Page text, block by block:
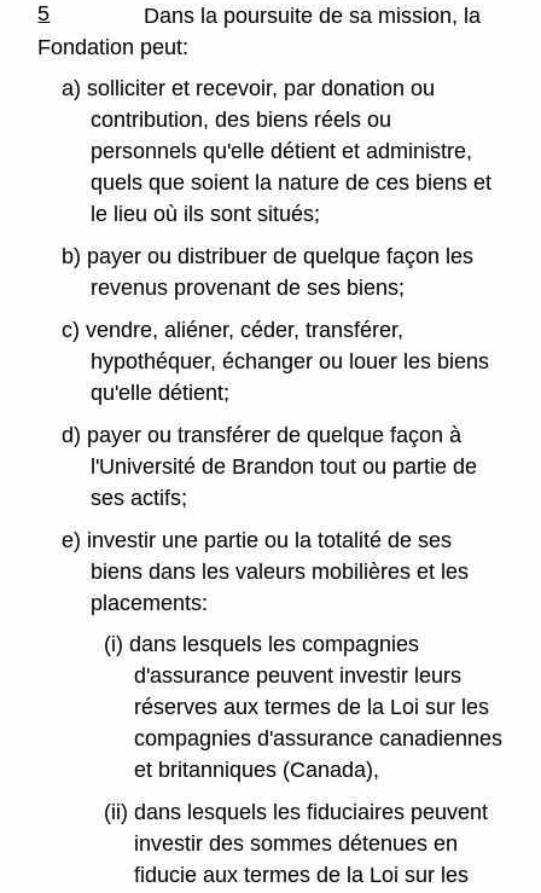
5
Dans la poursuite de sa mission, la
Fondation peut:
a) solliciter et recevoir, par donation ou
contribution, des biens réels ou
personnels qu'elle détient et administre,
quels que soient la nature de ces biens et
le lieu où ils sont situés;
b) payer ou distribuer de quelque façon les
revenus provenant de ses biens;
c) vendre, aliéner, céder, transférer,
hypothéquer, échanger ou louer les biens
qu'elle détient;
d) payer ou transférer de quelque façon à
l'Université de Brandon tout ou partie de
ses actifs;
e) investir une partie ou la totalité de ses
biens dans les valeurs mobilières et les
placements:
(i) dans lesquels les compagnies
d'assurance peuvent investir leurs
réserves aux termes de la Loi sur les
compagnies d'assurance canadiennes
et britanniques (Canada),
(ii) dans lesquels les fiduciaires peuvent
investir des sommes détenues en
fiducie aux termes de la Loi sur les